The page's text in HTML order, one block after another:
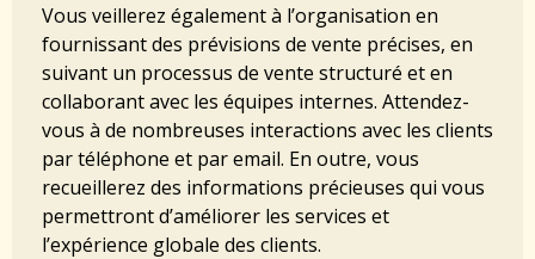
Vous veillerez également à l’organisation en
fournissant des prévisions de vente précises, en
suivant un processus de vente structuré et en
collaborant avec les équipes internes. Attendez-
vous à de nombreuses interactions avec les clients
par téléphone et par email. En outre, vous
recueillerez des informations précieuses qui vous
permettront d’améliorer les services et
l’expérience globale des clients.